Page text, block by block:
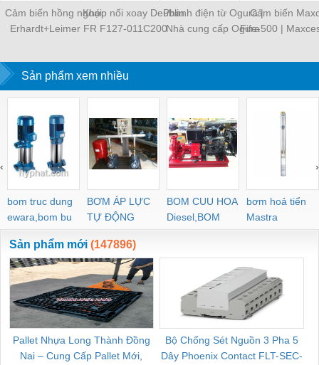
Cảm biến hồng ngoại
Erhardt+Leimer FR
Khớp nối xoay Deublin
F127-011C200
Phanh điện từ Ogura |
Nhà cung cấp Ogura
Cảm biến
Fife-500 |
Sản phẩm xem nhiều
bom truc dung
ewara,bom bu
ewara
BƠM ÁP LỰC
TỰ ĐỘNG
BOM CUU HOA
Diesel,BOM
CHUA CHAY
bơm hoả tiển
Mastra
‹ ›
Sản phẩm mới (147896)
Pallet Nhựa Long Thành Đồng
Nai – Cung Cấp Pallet Mới,
Bộ Chống Sét Nguồn 3 Pha 5
Dây Phoenix Contact FLT-SEC-